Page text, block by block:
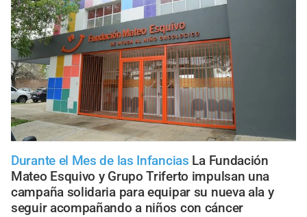
Durante el Mes de las Infancias La Fundación
Mateo Esquivo y Grupo Triferto impulsan una
campaña solidaria para equipar su nueva ala y
seguir acompañando a niños con cáncer